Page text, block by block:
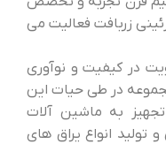
زربافت فعالیت می
در کیفیت و نوآوری
در طی حیات این
به ماشین آلات
تولید انواع یراق های